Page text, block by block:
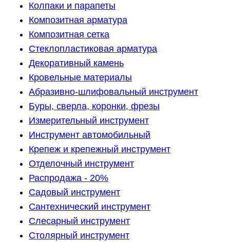
Колпаки и парапеты
Композитная арматура
Композитная сетка
Стеклопластиковая арматура
Декоративный камень
Кровельные материалы
Абразивно-шлифовальный инструмент
Буры, сверла, коронки, фрезы
Измерительный инструмент
Инструмент автомобильный
Крепеж и крепежный инструмент
Отделочный инструмент
Распродажа - 20%
Садовый инструмент
Сантехнический инструмент
Слесарный инструмент
Столярный инструмент